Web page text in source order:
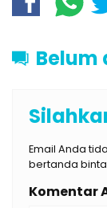
Belum
Email Anda
bertanda
Komentar